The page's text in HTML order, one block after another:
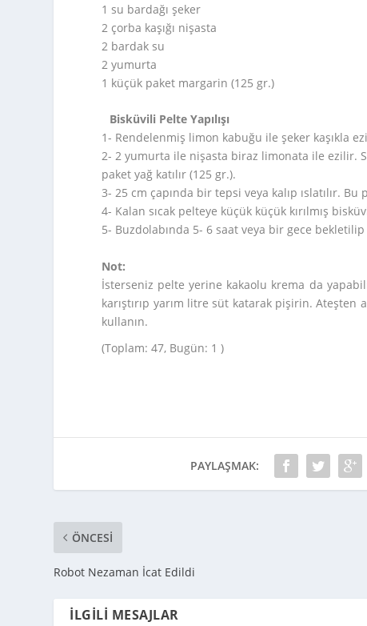
1 su bardağı şeker
2 çorba kaşığı nişasta
2 bardak su
2 yumurta
1 küçük paket margarin (125 gr.)
Bisküvili Pelte Yapılışı
1- Rendelenmiş limon kabuğu ile şeker kaşıkla
2- 2 yumurta ile nişasta biraz limonata ile ezilir.
paket yağ katılır (125 gr.).
3- 25 cm çapında bir tepsi veya kalıp ıslatılır. Bu
4- Kalan sıcak pelteye küçük küçük kırılmış
5- Buzdolabında 5- 6 saat veya bir gece
Not:
İsterseniz pelte yerine kakaolu krema da
karıştırıp yarım litre süt katarak pişirin. Ateşten
kullanın.
(Toplam: 47, Bugün: 1 )
PAYLAŞMAK:
ÖNCESI
Robot Nezaman İcat Edildi
İLGILI MESAJLAR